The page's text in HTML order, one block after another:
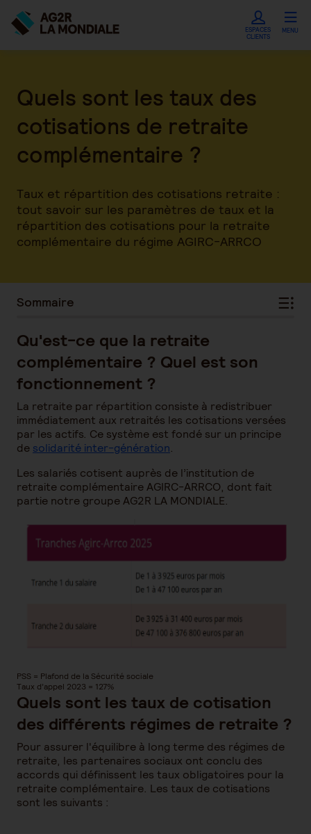
ESPACES
CLIENTS
MENU
Quels sont les taux des
cotisations de retraite
complémentaire ?
Taux et répartition des cotisations retraite :
tout savoir sur les paramètres de taux et la
répartition des cotisations pour la retraite
complémentaire du régime AGIRC-ARRCO
Sommaire
Qu'est-ce que la retraite
complémentaire ? Quel est son
fonctionnement ?
La retraite par répartition consiste à redistribuer
immédiatement aux retraités les cotisations versées
par les actifs. Ce système est fondé sur un principe
de solidarité inter-génération.
Les salariés cotisent auprès de l’institution de
retraite complémentaire AGIRC-ARRCO, dont fait
partie notre groupe AG2R LA MONDIALE.
PSS = Plafond de la Sécurité sociale
Taux d’appel 2023 = 127%
Quels sont les taux de cotisation
des différents régimes de retraite ?
Pour assurer l'équilibre à long terme des régimes de
retraite, les partenaires sociaux ont conclu des
accords qui définissent les taux obligatoires pour la
retraite complémentaire. Les taux de cotisations
sont les suivants :